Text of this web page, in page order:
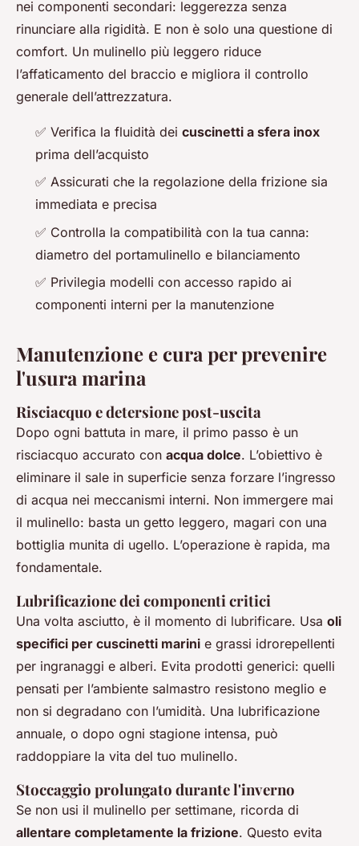
nei componenti secondari: leggerezza senza
rinunciare alla rigidità. E non è solo una questione di
comfort. Un mulinello più leggero riduce
l’affaticamento del braccio e migliora il controllo
generale dell’attrezzatura.
✅ Verifica la fluidità dei cuscinetti a sfera inox
prima dell’acquisto
✅ Assicurati che la regolazione della frizione sia
immediata e precisa
✅ Controlla la compatibilità con la tua canna:
diametro del portamulinello e bilanciamento
✅ Privilegia modelli con accesso rapido ai
componenti interni per la manutenzione
Manutenzione e cura per prevenire
l'usura marina
Risciacquo e detersione post-uscita
Dopo ogni battuta in mare, il primo passo è un
risciacquo accurato con acqua dolce. L’obiettivo è
eliminare il sale in superficie senza forzare l’ingresso
di acqua nei meccanismi interni. Non immergere mai
il mulinello: basta un getto leggero, magari con una
bottiglia munita di ugello. L’operazione è rapida, ma
fondamentale.
Lubrificazione dei componenti critici
Una volta asciutto, è il momento di lubrificare. Usa oli
specifici per cuscinetti marini e grassi idrorepellenti
per ingranaggi e alberi. Evita prodotti generici: quelli
pensati per l’ambiente salmastro resistono meglio e
non si degradano con l’umidità. Una lubrificazione
annuale, o dopo ogni stagione intensa, può
raddoppiare la vita del tuo mulinello.
Stoccaggio prolungato durante l'inverno
Se non usi il mulinello per settimane, ricorda di
allentare completamente la frizione. Questo evita